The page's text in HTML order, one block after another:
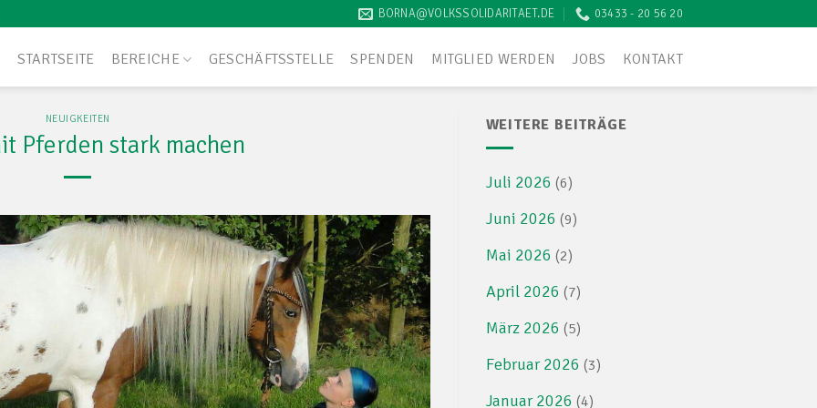
BORNA@VOLKSSOLIDARITAET.DE 03433 - 20 56 20
STARTSEITE BEREICHE GESCHÄFTSSTELLE SPENDEN MITGLIED WERDEN JOBS KONTAKT
NEUIGKEITEN
Pferden stark machen
WEITERE BEITRÄGE
Juli 2026 (6)
Juni 2026 (9)
Mai 2026 (2)
April 2026 (7)
März 2026 (5)
Februar 2026 (3)
Januar 2026 (4)